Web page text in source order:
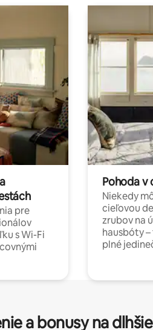
pre
s Wi-Fi
Pohoda v
Niekedy
cieľovou
zrubov na
hausbóty
plné
a bonusy na